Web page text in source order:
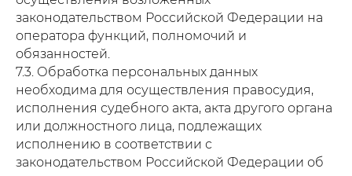
законодательством Российской Федерации на
оператора функций, полномочий и
обязанностей.
7.3. Обработка персональных данных
необходима для осуществления правосудия,
исполнения судебного акта, акта другого органа
или должностного лица, подлежащих
исполнению в соответствии с
законодательством Российской Федерации об